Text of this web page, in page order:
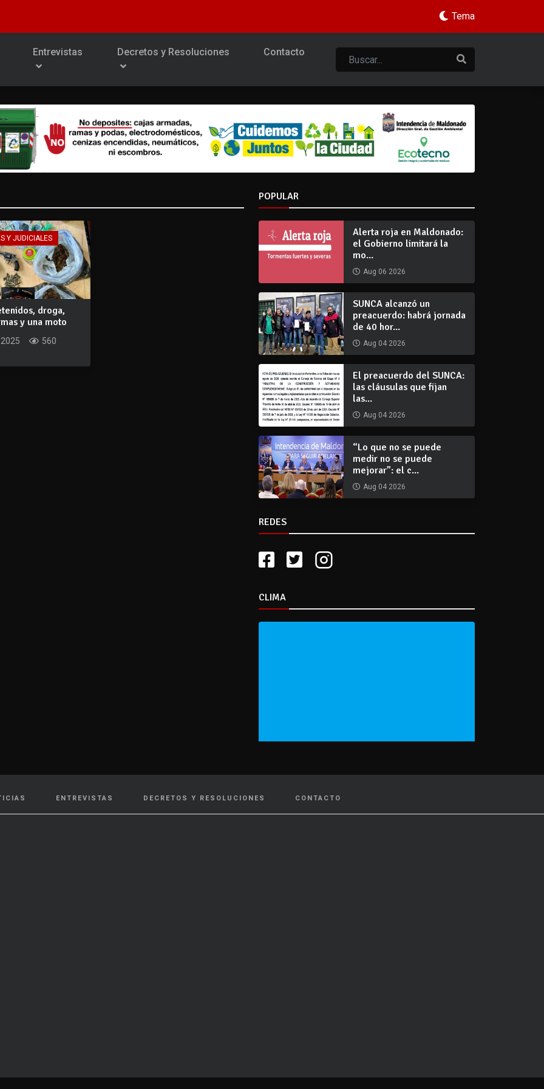
Tema
Entrevistas Decretos y Resoluciones Contacto
Y JUDICIALES
droga,
y una moto
560
POPULAR
Alerta roja en Maldonado:
el Gobierno limitará la
mo...
Aug 06 2026
SUNCA alcanzó un
preacuerdo: habrá jornada
de 40 hor...
Aug 04 2026
El preacuerdo del SUNCA:
las cláusulas que fijan
las...
Aug 04 2026
“Lo que no se puede
medir no se puede
mejorar”: el c...
Aug 04 2026
REDES
CLIMA
ENTREVISTAS DECRETOS Y RESOLUCIONES CONTACTO